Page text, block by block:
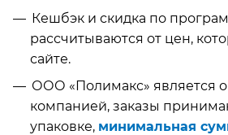
Кешбэк и скидка по
рассчитываются от цен,
сайте.
ООО «Полимакс» является
компанией, заказы
упаковке, минимальная